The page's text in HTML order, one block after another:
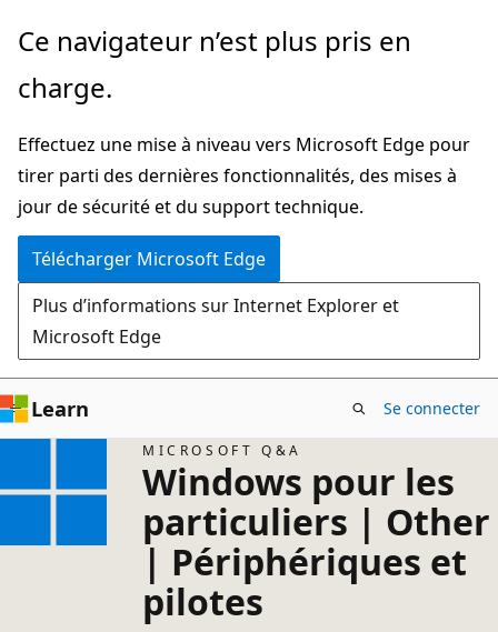
Passer
directement
au
principal
Ce navigateur n’est plus pris en
charge.
Effectuez une mise à niveau vers Microsoft Edge pour
tirer parti des dernières fonctionnalités, des mises à
jour de sécurité et du support technique.
Télécharger Microsoft Edge
Plus d’informations sur Internet Explorer et
Microsoft Edge
Learn Se connecter
MICROSOFT Q&A
Windows pour les
particuliers | Other
| Périphériques et
pilotes